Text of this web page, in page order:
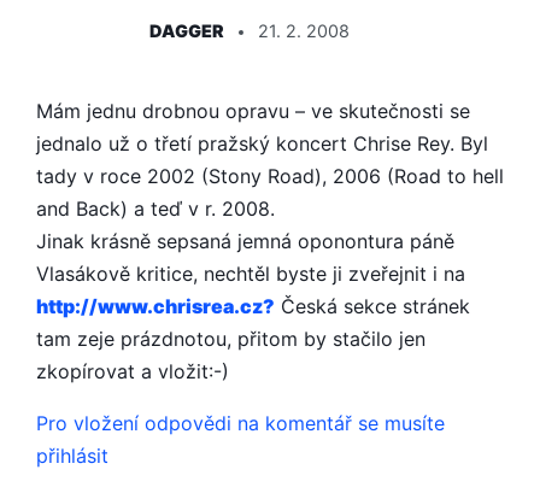
DAGGER
21. 2. 2008
Mám jednu drobnou opravu – ve skutečnosti se
jednalo už o třetí pražský koncert Chrise Rey. Byl
tady v roce 2002 (Stony Road), 2006 (Road to hell
and Back) a teď v r. 2008.
Jinak krásně sepsaná jemná oponontura páně
Vlasákově kritice, nechtěl byste ji zveřejnit i na
http://www.chris­rea.cz? Česká sekce stránek
tam zeje prázdnotou, přitom by stačilo jen
zkopírovat a vložit:-)
Pro vložení odpovědi na komentář se musíte
přihlásit